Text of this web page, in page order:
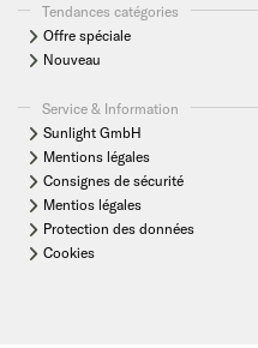
Tendances catégories
Offre spéciale
Nouveau
Service & Information
Sunlight GmbH
Mentions légales
Consignes de sécurité
Mentios légales
Protection des données
Cookies